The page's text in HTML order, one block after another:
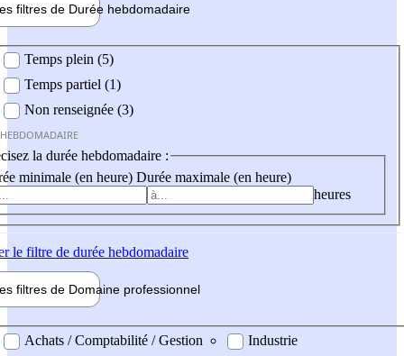
filtres de Durée hebdomadaire
Temps plein (5)
Temps partiel (1)
Non renseignée (3)
la durée hebdomadaire :
minimale (en heure) Durée maximale (en heure)
heures
le filtre de durée hebdomadaire
filtres de Domaine professionnel
professionel
Achats / Comptabilité / Gestion
Industrie